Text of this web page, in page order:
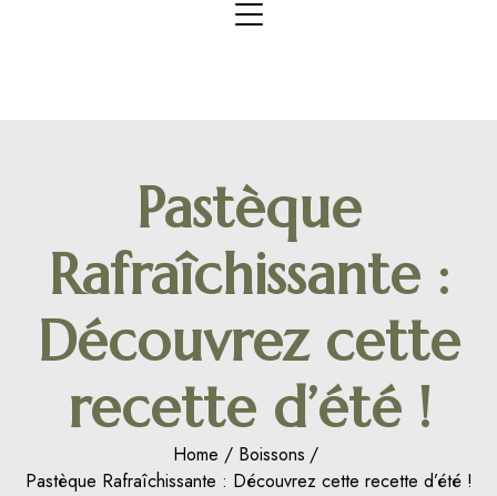
Pastèque
Rafraîchissante :
Découvrez cette
recette d’été !
Home
Boissons
Pastèque Rafraîchissante : Découvrez cette recette d’été !